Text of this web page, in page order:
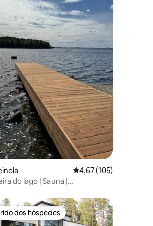
de 5, 24 avaliações
4,67 de uma avaliação
4,67 (105)
do lago | Sauna |
melhores preferidos dos hóspedes
dos hóspedes